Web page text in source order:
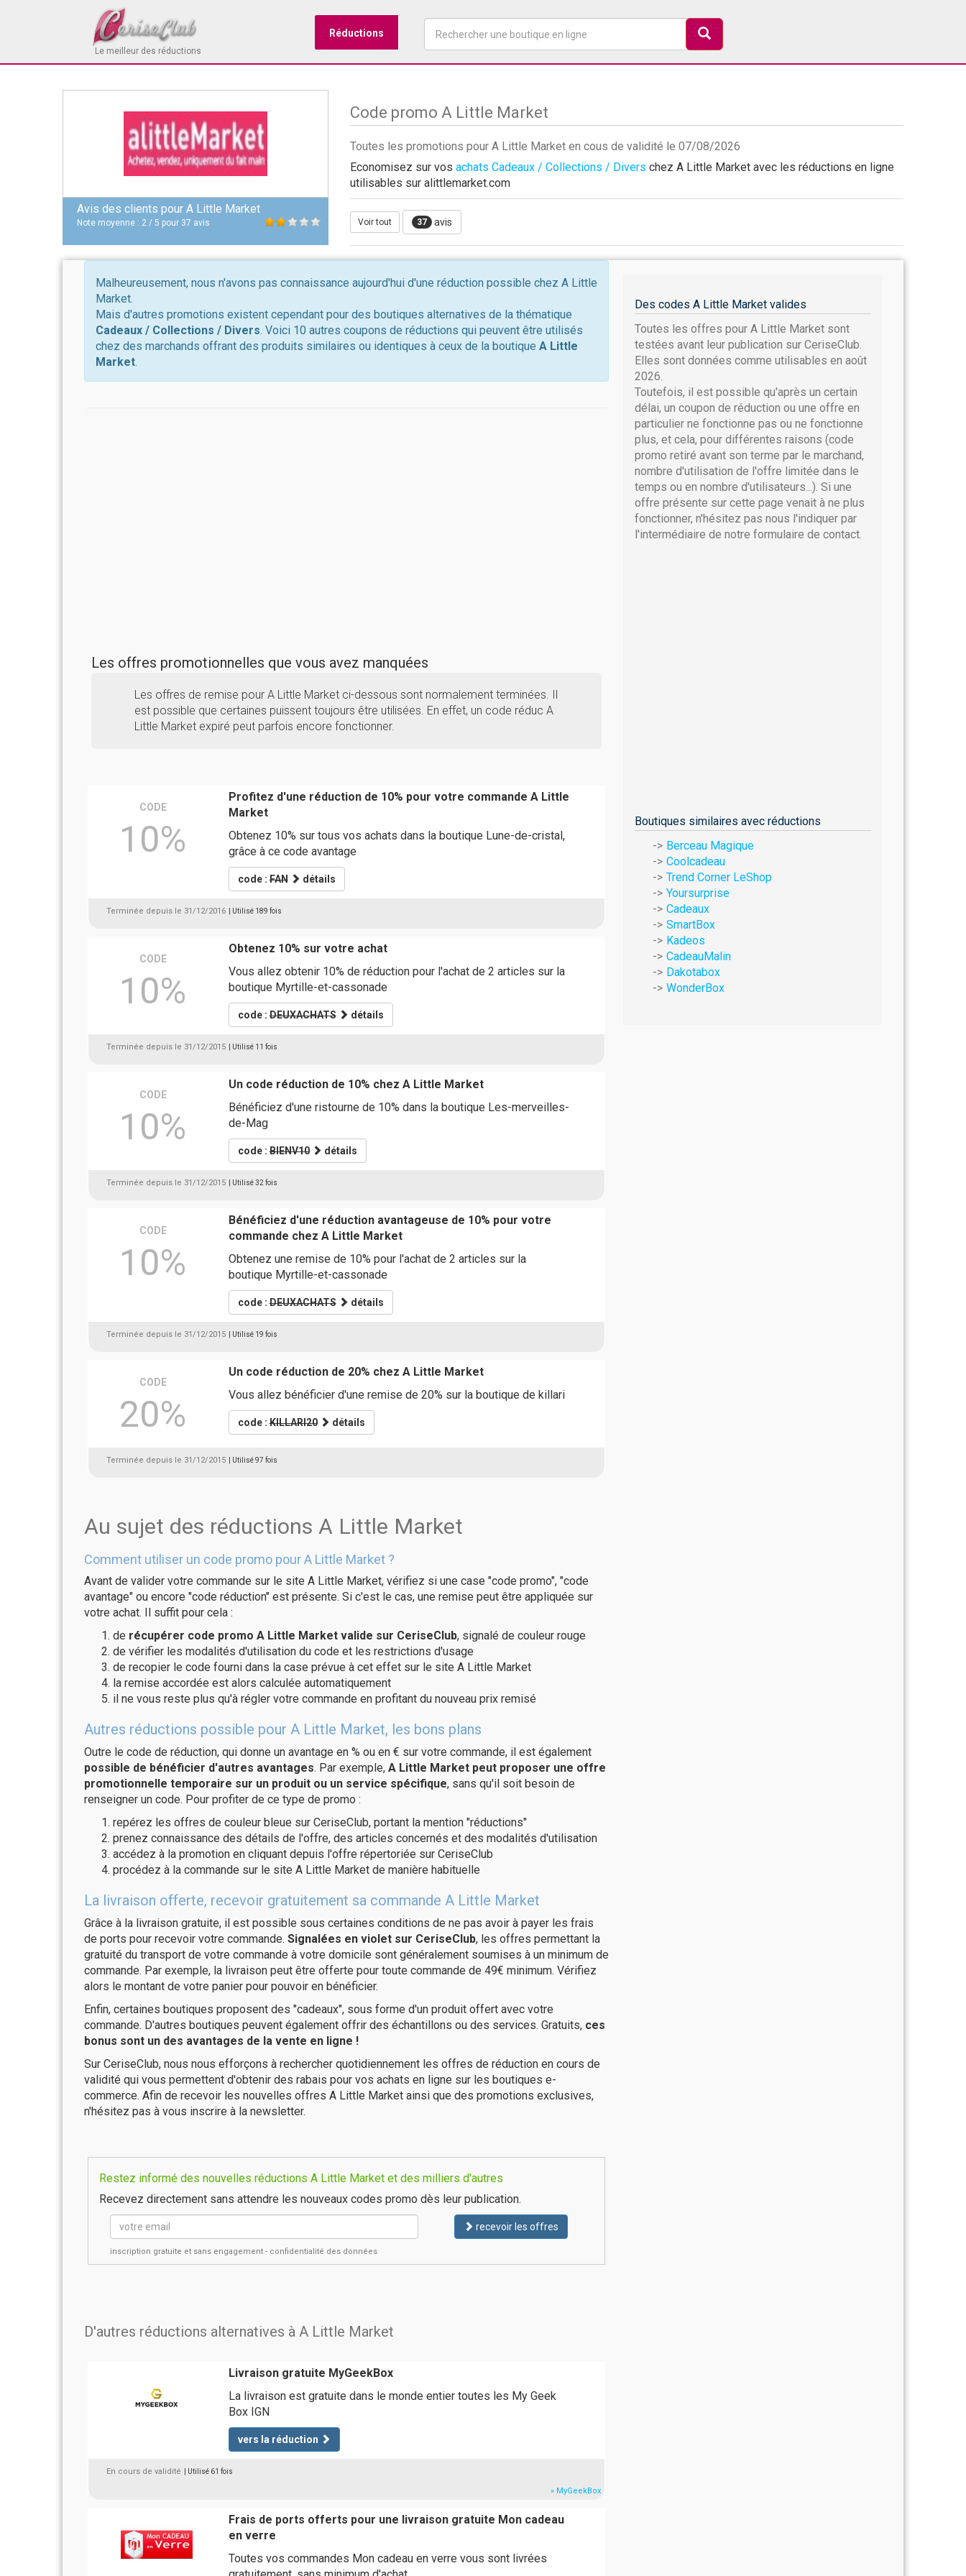
Le meilleur des réductions
Réductions
Avis des clients pour A Little Market
Note moyenne : 2 / 5 pour 37 avis
Code promo A Little Market
Toutes les promotions pour A Little Market en cous de validité le 07/08/2026
Economisez sur vos achats Cadeaux / Collections / Divers chez A Little Market avec les réductions en ligne
utilisables sur alittlemarket.com
Voir tout 37 avis
Malheureusement, nous n'avons pas connaissance aujourd'hui d'une réduction possible chez A Little
Market.
Mais d'autres promotions existent cependant pour des boutiques alternatives de la thématique
Cadeaux / Collections / Divers. Voici 10 autres coupons de réductions qui peuvent être utilisés
chez des marchands offrant des produits similaires ou identiques à ceux de la boutique A Little
Market.
Les offres promotionnelles que vous avez manquées
Les offres de remise pour A Little Market ci-dessous sont normalement terminées. Il
est possible que certaines puissent toujours être utilisées. En effet, un code réduc A
Little Market expiré peut parfois encore fonctionner.
CODE
10%
Profitez d'une réduction de 10% pour votre commande A Little
Market
Obtenez 10% sur tous vos achats dans la boutique Lune-de-cristal,
grâce à ce code avantage
code :FAN détails
Terminée depuis le 31/12/2016 | Utilisé 189 fois
CODE
10%
Obtenez 10% sur votre achat
Vous allez obtenir 10% de réduction pour l'achat de 2 articles sur la
boutique Myrtille-et-cassonade
code :DEUXACHATS détails
Terminée depuis le 31/12/2015 | Utilisé 11 fois
CODE
10%
Un code réduction de 10% chez A Little Market
Bénéficiez d'une ristourne de 10% dans la boutique Les-merveilles-
de-Mag
code :BIENV10 détails
Terminée depuis le 31/12/2015 | Utilisé 32 fois
CODE
10%
Bénéficiez d'une réduction avantageuse de 10% pour votre
commande chez A Little Market
Obtenez une remise de 10% pour l'achat de 2 articles sur la
boutique Myrtille-et-cassonade
code :DEUXACHATS détails
Terminée depuis le 31/12/2015 | Utilisé 19 fois
CODE
20%
Un code réduction de 20% chez A Little Market
Vous allez bénéficier d'une remise de 20% sur la boutique de killari
code :KILLARI20 détails
Terminée depuis le 31/12/2015 | Utilisé 97 fois
Au sujet des réductions A Little Market
Comment utiliser un code promo pour A Little Market ?
Avant de valider votre commande sur le site A Little Market, vérifiez si une case "code promo", "code
avantage" ou encore "code réduction" est présente. Si c'est le cas, une remise peut être appliquée sur
votre achat. Il suffit pour cela :
de récupérer code promo A Little Market valide sur CeriseClub, signalé de couleur rouge
de vérifier les modalités d'utilisation du code et les restrictions d'usage
de recopier le code fourni dans la case prévue à cet effet sur le site A Little Market
la remise accordée est alors calculée automatiquement
il ne vous reste plus qu'à régler votre commande en profitant du nouveau prix remisé
Autres réductions possible pour A Little Market, les bons plans
Outre le code de réduction, qui donne un avantage en % ou en € sur votre commande, il est également
possible de bénéficier d'autres avantages. Par exemple, A Little Market peut proposer une offre
promotionnelle temporaire sur un produit ou un service spécifique, sans qu'il soit besoin de
renseigner un code. Pour profiter de ce type de promo :
repérez les offres de couleur bleue sur CeriseClub, portant la mention "réductions"
prenez connaissance des détails de l'offre, des articles concernés et des modalités d'utilisation
accédez à la promotion en cliquant depuis l'offre répertoriée sur CeriseClub
procédez à la commande sur le site A Little Market de manière habituelle
La livraison offerte, recevoir gratuitement sa commande A Little Market
Grâce à la livraison gratuite, il est possible sous certaines conditions de ne pas avoir à payer les frais
de ports pour recevoir votre commande. Signalées en violet sur CeriseClub, les offres permettant la
gratuité du transport de votre commande à votre domicile sont généralement soumises à un minimum de
commande. Par exemple, la livraison peut être offerte pour toute commande de 49€ minimum. Vérifiez
alors le montant de votre panier pour pouvoir en bénéficier.
Enfin, certaines boutiques proposent des "cadeaux", sous forme d'un produit offert avec votre
commande. D'autres boutiques peuvent également offrir des échantillons ou des services. Gratuits, ces
bonus sont un des avantages de la vente en ligne !
Sur CeriseClub, nous nous efforçons à rechercher quotidiennement les offres de réduction en cours de
validité qui vous permettent d'obtenir des rabais pour vos achats en ligne sur les boutiques e-
commerce. Afin de recevoir les nouvelles offres A Little Market ainsi que des promotions exclusives,
n'hésitez pas à vous inscrire à la newsletter.
Restez informé des nouvelles réductions A Little Market et des milliers d'autres
Recevez directement sans attendre les nouveaux codes promo dès leur publication.
recevoir les offres
inscription gratuite et sans engagement - confidentialité des données
D'autres réductions alternatives à A Little Market
Livraison gratuite MyGeekBox
La livraison est gratuite dans le monde entier toutes les My Geek
Box IGN
vers la réduction
En cours de validité | Utilisé 61 fois
» MyGeekBox
Frais de ports offerts pour une livraison gratuite Mon cadeau
en verre
Toutes vos commandes Mon cadeau en verre vous sont livrées
Des codes A Little Market valides
Toutes les offres pour A Little Market sont
testées avant leur publication sur CeriseClub.
Elles sont données comme utilisables en août
2026.
Toutefois, il est possible qu'après un certain
délai, un coupon de réduction ou une offre en
particulier ne fonctionne pas ou ne fonctionne
plus, et cela, pour différentes raisons (code
promo retiré avant son terme par le marchand,
nombre d'utilisation de l'offre limitée dans le
temps ou en nombre d'utilisateurs...). Si une
offre présente sur cette page venait à ne plus
fonctionner, n'hésitez pas nous l'indiquer par
l'intermédiaire de notre formulaire de contact.
Boutiques similaires avec réductions
Berceau Magique
Coolcadeau
Trend Corner LeShop
Yoursurprise
Cadeaux
SmartBox
Kadeos
CadeauMalin
Dakotabox
WonderBox